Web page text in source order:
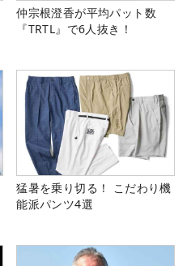
仲宗根澄香が平均パット数
『TRTL』で6人抜き！
猛暑を乗り切る！ こだわり機
能派パンツ4選